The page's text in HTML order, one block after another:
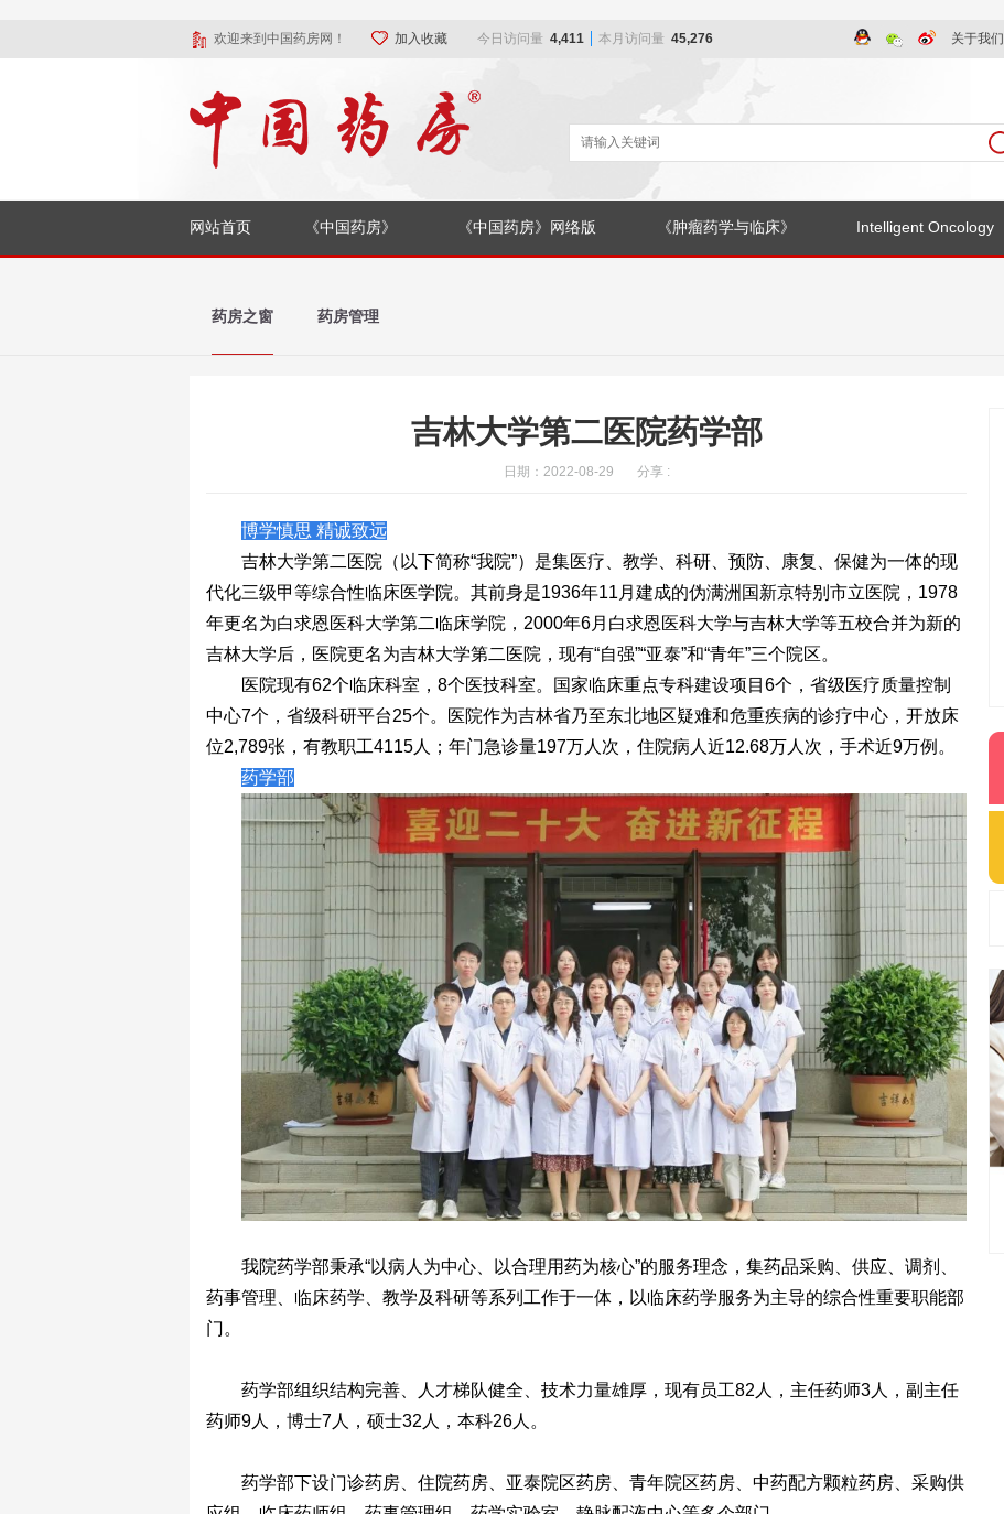
欢迎来到中国药房网！ 加入收藏 今日访问量 4,411 本月访问量 45,276 关于我们
网站首页 《中国药房》 《中国药房》网络版 《肿瘤药学与临床》 Intelligent Oncology
药房之窗 药房管理
吉林大学第二医院药学部
日期：2022-08-29 分享 :
博学慎思 精诚致远
吉林大学第二医院（以下简称“我院”）是集医疗、教学、科研、预防、康复、保健为一体的现
代化三级甲等综合性临床医学院。其前身是1936年11月建成的伪满洲国新京特别市立医院，1978
年更名为白求恩医科大学第二临床学院，2000年6月白求恩医科大学与吉林大学等五校合并为新的
吉林大学后，医院更名为吉林大学第二医院，现有“自强”“亚泰”和“青年”三个院区。
医院现有62个临床科室，8个医技科室。国家临床重点专科建设项目6个，省级医疗质量控制
中心7个，省级科研平台25个。医院作为吉林省乃至东北地区疑难和危重疾病的诊疗中心，开放床
位2,789张，有教职工4115人；年门急诊量197万人次，住院病人近12.68万人次，手术近9万例。
药学部
我院药学部秉承“以病人为中心、以合理用药为核心”的服务理念，集药品采购、供应、调剂、
药事管理、临床药学、教学及科研等系列工作于一体，以临床药学服务为主导的综合性重要职能部
门。
药学部组织结构完善、人才梯队健全、技术力量雄厚，现有员工82人，主任药师3人，副主任
药师9人，博士7人，硕士32人，本科26人。
药学部下设门诊药房、住院药房、亚泰院区药房、青年院区药房、中药配方颗粒药房、采购供